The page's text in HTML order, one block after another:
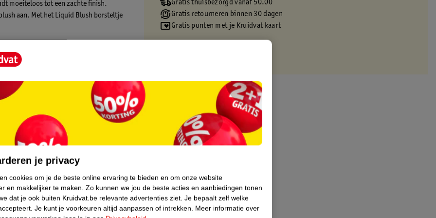
moeiteloos tot een zachte finish.
aan. Met het Liquid Blush borsteltje
huid.
Gratis thuisbezorgd vanaf 50.00
Gratis retourneren binnen 30 dagen
Gratis punten met je Kruidvat kaart
je privacy
cookies om je de beste online ervaring te bieden en om onze website
en makkelijker te maken. Zo kunnen we jou de beste acties en aanbiedingen tonen
dat je ook buiten Kruidvat.be relevante advertenties ziet. Je bepaalt zelf welke
Je kunt je voorkeuren altijd aanpassen of intrekken. Meer informatie over